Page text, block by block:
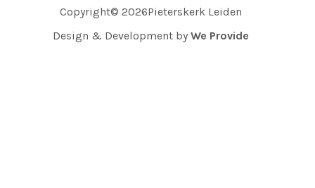
Copyright© 2026Pieterskerk Leiden
Design & Development by We Provide